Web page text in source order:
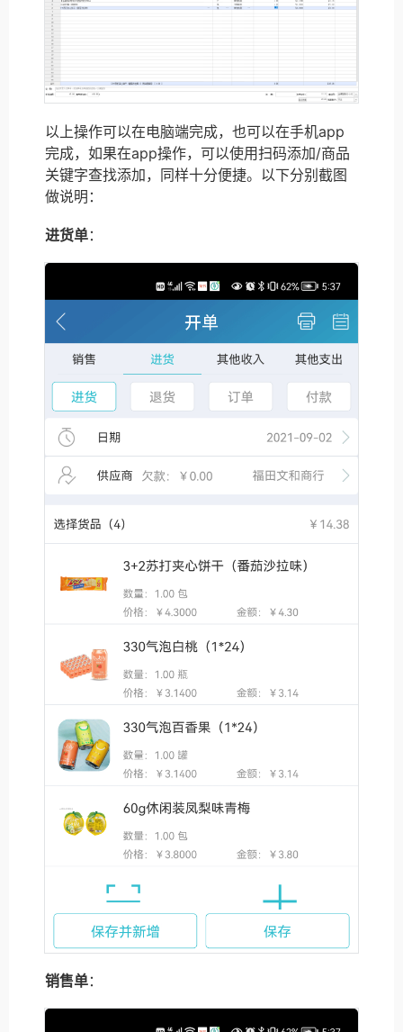
以上操作可以在电脑端完成，也可以在手机app
完成，如果在app操作，可以使用扫码添加/商品
关键字查找添加，同样十分便捷。以下分别截图
做说明：
进货单：
销售单：